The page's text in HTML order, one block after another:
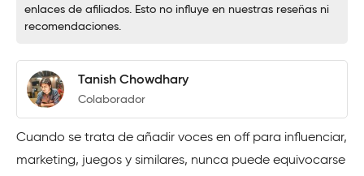
enlaces de afiliados. Esto no influye en nuestras reseñas ni
recomendaciones.
Tanish Chowdhary
Colaborador
Cuando se trata de añadir voces en off para influenciar,
marketing, juegos y similares, nunca puede equivocarse